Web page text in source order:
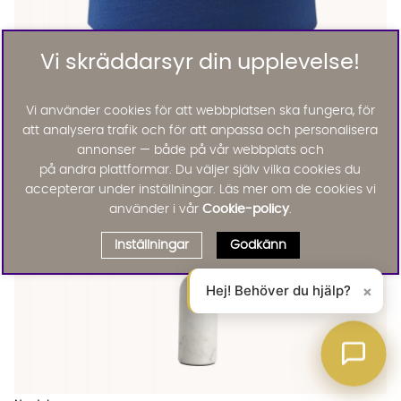
SOFIA Lampskärm 35cm Marinblå Finns även i dessa färger:
SOFIA Lampskärm 35cm Marinblå
KAMPANJ
636 :- 795 :-
Vi skräddarsyr din upplevelse!
Vi använder cookies för att webbplatsen ska fungera, för
att analysera trafik och för att anpassa och personalisera
annonser — både på vår webbplats och
på andra plattformar. Du väljer själv vilka cookies du
accepterar under inställningar. Läs mer om de cookies vi
använder i vår Cookie-policy.
Inställningar Godkänn
Hej! Behöver du hjälp? ×